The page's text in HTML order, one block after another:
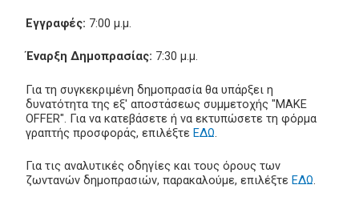
Εγγραφές: 7:00 μ.μ.
Έναρξη Δημοπρασίας: 7:30 μ.μ.
Για τη συγκεκριμένη δημοπρασία θα υπάρξει η
δυνατότητα της εξ' αποστάσεως συμμετοχής "MAKE
OFFER". Για να κατεβάσετε ή να εκτυπώσετε τη φόρμα
γραπτής προσφοράς, επιλέξτε ΕΔΩ.
Για τις αναλυτικές οδηγίες και τους όρους των
ζωντανών δημοπρασιών, παρακαλούμε, επιλέξτε ΕΔΩ.